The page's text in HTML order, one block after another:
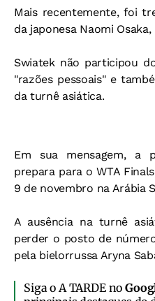
Mais recentemente, foi
da japonesa Naomi
Swiatek não participou
"razões pessoais" e
da turnê asiática.
Em sua mensagem, a
prepara para o WTA
9 de novembro na Arábia
A ausência na turnê
perder o posto de
pela bielorrussa Aryna
Siga o A TARDE no